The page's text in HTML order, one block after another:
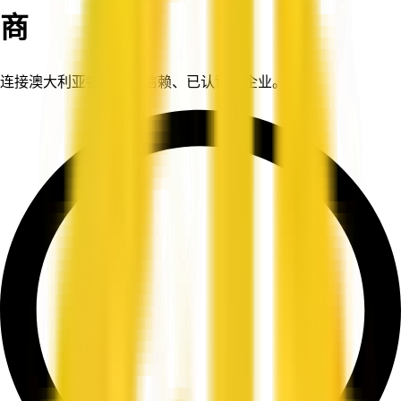
商
连接澳大利亚各地值得信赖、已认证的企业。